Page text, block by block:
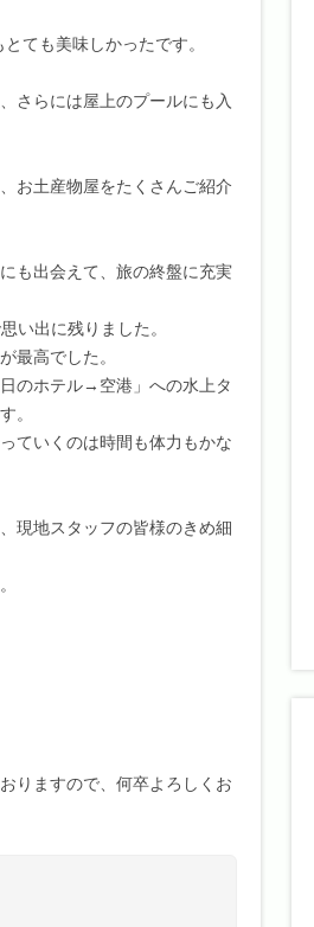
ても美味しかったです。
さらには屋上のプールにも入
お土産物屋をたくさんご紹介
も出会えて、旅の終盤に充実
い出に残りました。
最高でした。
のホテル→空港」への水上タ
。
ていくのは時間も体力もかな
現地スタッフの皆様のきめ細
りますので、何卒よろしくお